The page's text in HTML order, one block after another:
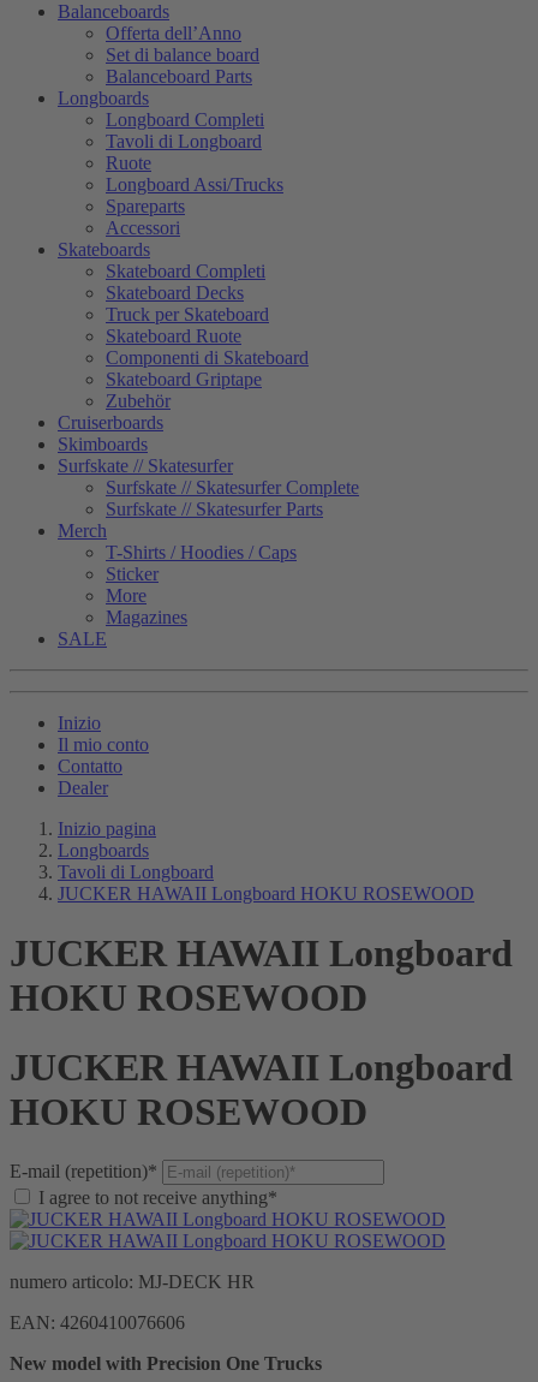
Balanceboards
Offerta dell’Anno
Set di balance board
Balanceboard Parts
Longboards
Longboard Completi
Tavoli di Longboard
Ruote
Longboard Assi/Trucks
Spareparts
Accessori
Skateboards
Skateboard Completi
Skateboard Decks
Truck per Skateboard
Skateboard Ruote
Componenti di Skateboard
Skateboard Griptape
Zubehör
Cruiserboards
Skimboards
Surfskate // Skatesurfer
Surfskate // Skatesurfer Complete
Surfskate // Skatesurfer Parts
Merch
T-Shirts / Hoodies / Caps
Sticker
More
Magazines
SALE
Inizio
Il mio conto
Contatto
Dealer
Inizio pagina
Longboards
Tavoli di Longboard
JUCKER HAWAII Longboard HOKU ROSEWOOD
JUCKER HAWAII Longboard
HOKU ROSEWOOD
JUCKER HAWAII Longboard
HOKU ROSEWOOD
E-mail (repetition)*
I agree to not receive anything*
numero articolo: MJ-DECK HR
EAN: 4260410076606
New model with Precision One Trucks